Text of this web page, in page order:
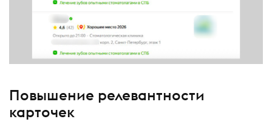
Повышение релевантности
карточек